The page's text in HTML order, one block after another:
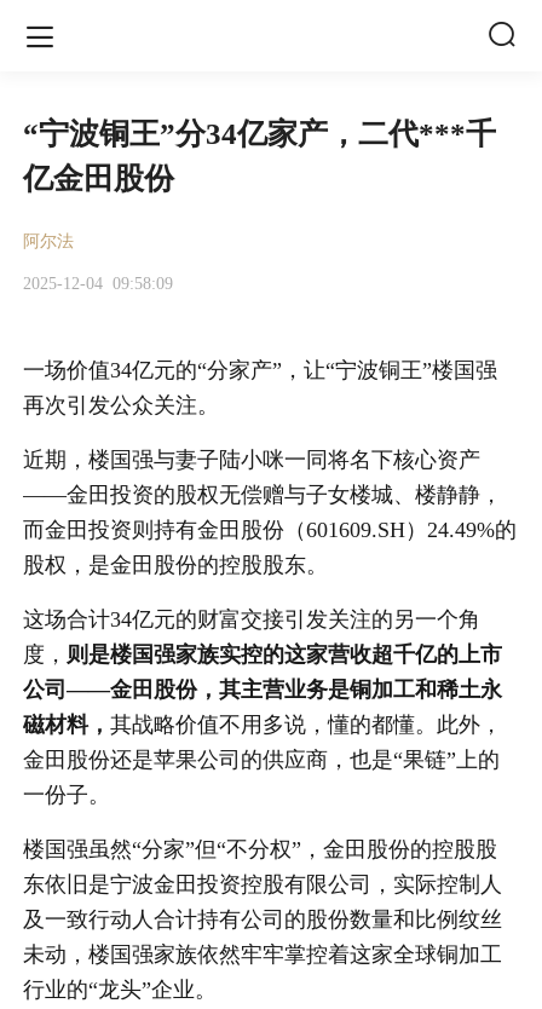
 
“宁波铜王”分34亿家产，二代***千
亿金田股份
阿尔法
2025-12-04 09:58:09
一场价值34亿元的“分家产”，让“宁波铜王”楼国强
再次引发公众关注。
近期，楼国强与妻子陆小咪一同将名下核心资产
——金田投资的股权无偿赠与子女楼城、楼静静，
而金田投资则持有金田股份（601609.SH）24.49%的
股权，是金田股份的控股股东。
这场合计34亿元的财富交接引发关注的另一个角
度， 则是楼国强家族实控的这家营收超千亿的上市
公司——金田股份，其主营业务是铜加工和稀土永
磁材料，其战略价值不用多说，懂的都懂。此外，
金田股份还是苹果公司的供应商，也是“果链”上的
一份子。
楼国强虽然“分家”但“不分权”，金田股份的控股股
东依旧是宁波金田投资控股有限公司，实际控制人
及一致行动人合计持有公司的股份数量和比例纹丝
未动，楼国强家族依然牢牢掌控着这家全球铜加工
行业的“龙头”企业。